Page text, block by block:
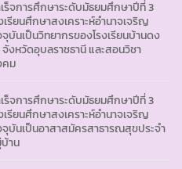
ร็จการศึกษาระดับมัธยมศึกษาปีที่ 3
เรียนศึกษาสงเคราะห์อำนาจเจริญ
บันเป็นวิทยากรของโรงเรียนบ้านดง
จังหวัดอุบลราชธานี และสอนวิชา
ม
ร็จการศึกษาระดับมัธยมศึกษาปีที่ 3
เรียนศึกษาสงเคราะห์อำนาจเจริญ
บันเป็นอาสาสมัครสาธารณสุขประจำ
าน